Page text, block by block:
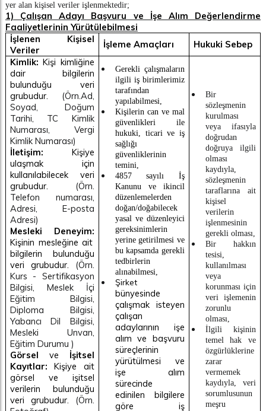
yer alan kişisel veriler işlenmektedir;
1) Çalışan Adayı Başvuru ve İşe Alım Değerlendirme
Faaliyetlerinin Yürütülebilmesi
İşlenen Kişisel
Veriler
İşleme Amaçları
Hukuki Sebep
Kimlik: Kişi kimliğine
dair bilgilerin
bulunduğu veri
grubudur. (Örn.Ad,
Soyad, Doğum
Tarihi, TC Kimlik
Numarası, Vergi
Kimlik Numarası)
İletişim: Kişiye
ulaşmak için
kullanılabilecek veri
grubudur. (Örn.
Telefon numarası,
Adresi, E-posta
Adresi)
Mesleki Deneyim:
Kişinin mesleğine ait
bilgilerin bulunduğu
veri grubudur. (Örn.
Kurs - Sertifikasyon
Bilgisi, Meslek İçi
Eğitim Bilgisi,
Diploma Bilgisi,
Yabancı Dil Bilgisi,
Mesleki Unvan,
Eğitim Durumu )
Görsel ve İşitsel
Kayıtlar: Kişiye ait
görsel ve işitsel
verilerin bulunduğu
veri grubudur. (Örn.
Gerekli çalışmaların
ilgili iş birimlerimiz
tarafından
yapılabilmesi,
Kişilerin can ve mal
güvenlikleri ile
hukuki, ticari ve iş
sağlığı
güvenliklerinin
temini,
4857 sayılı İş
Kanunu ve ikincil
düzenlemelerden
doğan/doğabilecek
yasal ve düzenleyici
gereksinimlerin
yerine getirilmesi ve
bu kapsamda gerekli
tedbirlerin
alınabilmesi,
Şirket
bünyesinde
çalışmak isteyen
çalışan
adaylarının işe
alım ve başvuru
süreçlerinin
yürütülmesi ve
işe alım
sürecinde
edinilen bilgilere
göre iş
Bir
sözleşmenin
kurulması
veya ifasıyla
doğrudan
doğruya ilgili
olması
kaydıyla,
sözleşmenin
taraflarına ait
kişisel
verilerin
işlenmesinin
gerekli olması,
Bir hakkın
tesisi,
kullanılması
veya
korunması için
veri işlemenin
zorunlu
olması,
İlgili kişinin
temel hak ve
özgürlüklerine
zarar
vermemek
kaydıyla, veri
sorumlusunun
meşru